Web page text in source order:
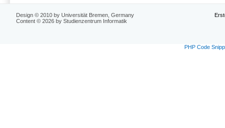
Design © 2010 by Universität Bremen, Germany
Content © 2026 by Studienzentrum Informatik
PHP Code